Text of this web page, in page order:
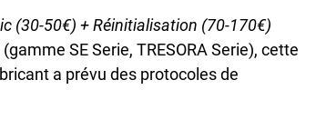
(30-50€) + Réinitialisation (70-170€)
SE Serie, TRESORA Serie), cette
a prévu des protocoles de